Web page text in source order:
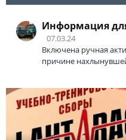
Информация
07.03.24
Включена ручная
причине